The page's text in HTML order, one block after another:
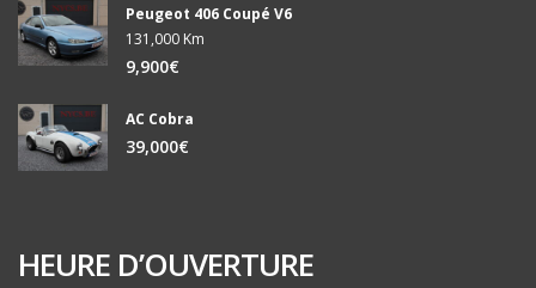
Peugeot 406 Coupé V6
131,000 Km
9,900€
AC Cobra
39,000€
HEURE D’OUVERTURE